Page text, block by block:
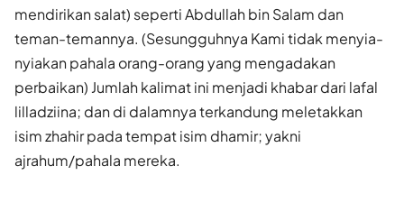
mendirikan salat) seperti Abdullah bin Salam dan
teman-temannya. (Sesungguhnya Kami tidak menyia-
nyiakan pahala orang-orang yang mengadakan
perbaikan) Jumlah kalimat ini menjadi khabar dari lafal
lilladziina; dan di dalamnya terkandung meletakkan
isim zhahir pada tempat isim dhamir; yakni
ajrahum/pahala mereka.